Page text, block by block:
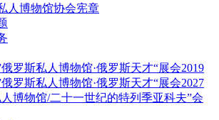
人博物馆协会宪章
罗斯私人博物馆·俄罗斯天才“展会2019
罗斯私人博物馆·俄罗斯天才“展会2027
人博物馆/二十一世纪的特列季亚科夫”会